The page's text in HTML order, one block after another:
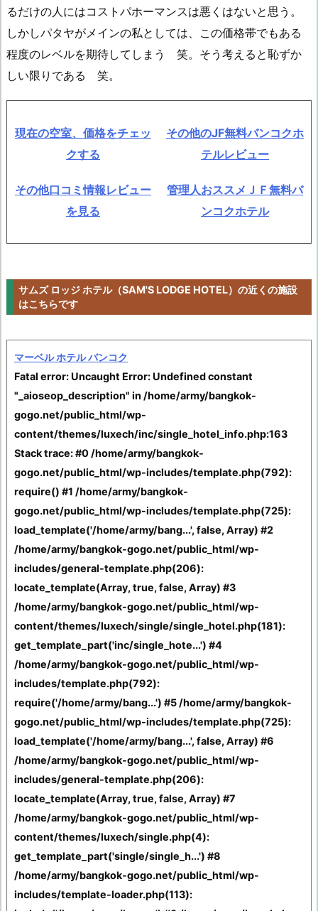
るだけの人にはコストパホーマンスは悪くはないと思う。
しかしパタヤがメインの私としては、この価格帯でもある
程度のレベルを期待してしまう 笑。そう考えると恥ずか
しい限りである 笑。
現在の空室、価格をチェッ
クする
その他のJF無料バンコクホ
テルレビュー
その他口コミ情報レビュー
を見る
管理人おススメＪＦ無料バ
ンコクホテル
サムズ ロッジ ホテル（SAM'S LODGE HOTEL）の近くの施設
はこちらです
マーベル ホテル バンコク
Fatal error: Uncaught Error: Undefined constant
"_aioseop_description" in /home/army/bangkok-
gogo.net/public_html/wp-
content/themes/luxech/inc/single_hotel_info.php:163
Stack trace: #0 /home/army/bangkok-
gogo.net/public_html/wp-includes/template.php(792):
require() #1 /home/army/bangkok-
gogo.net/public_html/wp-includes/template.php(725):
load_template('/home/army/bang...', false, Array) #2
/home/army/bangkok-gogo.net/public_html/wp-
includes/general-template.php(206):
locate_template(Array, true, false, Array) #3
/home/army/bangkok-gogo.net/public_html/wp-
content/themes/luxech/single/single_hotel.php(181):
get_template_part('inc/single_hote...') #4
/home/army/bangkok-gogo.net/public_html/wp-
includes/template.php(792):
require('/home/army/bang...') #5 /home/army/bangkok-
gogo.net/public_html/wp-includes/template.php(725):
load_template('/home/army/bang...', false, Array) #6
/home/army/bangkok-gogo.net/public_html/wp-
includes/general-template.php(206):
locate_template(Array, true, false, Array) #7
/home/army/bangkok-gogo.net/public_html/wp-
content/themes/luxech/single.php(4):
get_template_part('single/single_h...') #8
/home/army/bangkok-gogo.net/public_html/wp-
includes/template-loader.php(113):